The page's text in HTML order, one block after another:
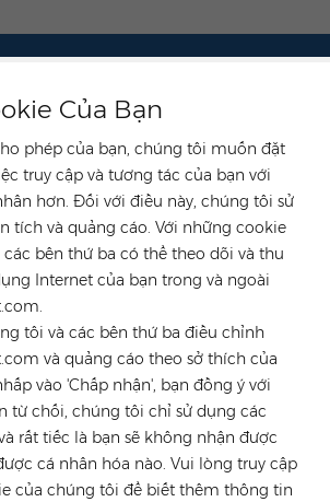
Của Bạn
phép của bạn, chúng tôi muốn đặt
truy cập và tương tác của bạn với
hơn. Đối với điều này, chúng tôi sử
tích và quảng cáo. Với những cookie
các bên thứ ba có thể theo dõi và thu
Internet của bạn trong và ngoài
tôi và các bên thứ ba điều chỉnh
và quảng cáo theo sở thích của
vào 'Chấp nhận', bạn đồng ý với
từ chối, chúng tôi chỉ sử dụng các
rất tiếc là bạn sẽ không nhận được
cá nhân hóa nào. Vui lòng truy cập
của chúng tôi để biết thêm thông tin
GIA CỦA CHÚNG TÔI
55258880
bãi : Industriestraße 40,
Deutschland
54222219
bãi : 39 Kung-Um Road,
Kong
038 896